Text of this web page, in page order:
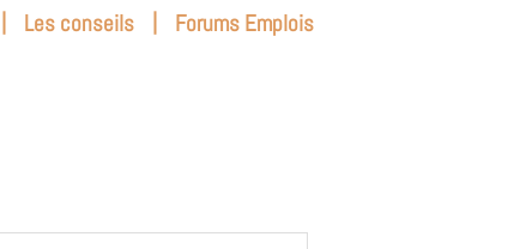
| Les conseils | Forums Emplois